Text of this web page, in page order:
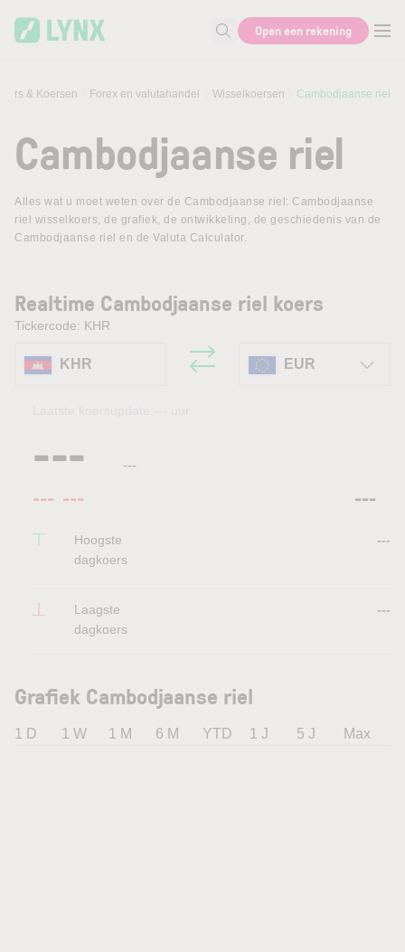
Zoek naar informatie
Open een rekening
& Koersen Forex en valutahandel Wisselkoersen Cambodjaanse riel
Cambodjaanse riel
Alles wat u moet weten over de Cambodjaanse riel: Cambodjaanse
riel wisselkoers, de grafiek, de ontwikkeling, de geschiedenis van de
Cambodjaanse riel en de Valuta Calculator.
Realtime Cambodjaanse riel koers
Tickercode: KHR
KHR EUR
--- ---
--- --- ---
Hoogste
dagkoers
---
Laagste
dagkoers
---
Grafiek Cambodjaanse riel
1 D 1 W 1 M 6 M YTD 1 J 5 J Max